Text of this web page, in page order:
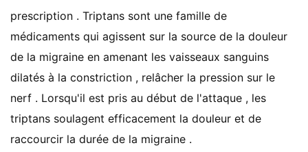
prescription . Triptans sont une famille de
médicaments qui agissent sur la source de la douleur
de la migraine en amenant les vaisseaux sanguins
dilatés à la constriction , relâcher la pression sur le
nerf . Lorsqu'il est pris au début de l'attaque , les
triptans soulagent efficacement la douleur et de
raccourcir la durée de la migraine .